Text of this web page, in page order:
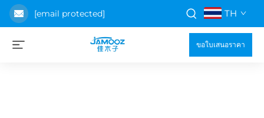
[email protected] TH
ขอใบเสนอราคา